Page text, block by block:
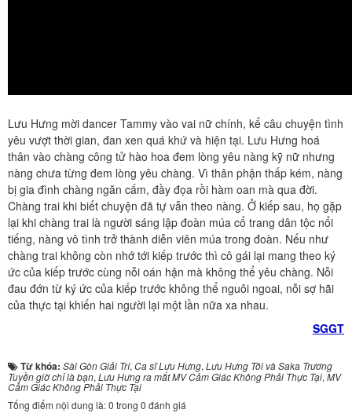
Lưu Hưng mời dancer Tammy vào vai nữ chính, kể câu chuyện tình
yêu vượt thời gian, đan xen quá khứ và hiện tại. Lưu Hưng hoá
thân vào chàng công tử hào hoa đem lòng yêu nàng kỹ nữ nhưng
nàng chưa từng đem lòng yêu chàng. Vì thân phận thấp kém, nàng
bị gia đình chàng ngăn cấm, đầy đọa rồi hàm oan mà qua đời.
Chàng trai khi biết chuyện đã tự vẫn theo nàng. Ở kiếp sau, họ gặp
lại khi chàng trai là người sáng lập đoàn múa cổ trang dân tộc nổi
tiếng, nàng vô tình trở thành diễn viên múa trong đoàn. Nếu như
chàng trai không còn nhớ tới kiếp trước thì cô gái lại mang theo ký
ức của kiếp trước cùng nỗi oán hận mà không thể yêu chàng. Nỗi
đau đớn từ ký ức của kiếp trước không thể nguôi ngoai, nỗi sợ hãi
của thực tại khiến hai người lại một lần nữa xa nhau.
SGGT
Từ khóa: Sài Gòn Giải Trí, Ca sĩ Lưu Hưng, Lưu Hưng Tôi và Saka Trương
Tuyền giờ chỉ là bạn, Lưu Hưng ra mắt MV Cảm Giác Không Phải Thực Tại, MV
Cảm Giác Không Phải Thực Tại
Tổng điểm nội dung là: 0 trong 0 đánh giá